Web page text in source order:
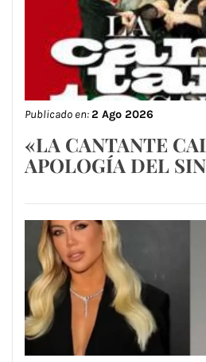
Publicado en:2 Ago 2026
«LA CANTANTE
APOLOGÍA DEL